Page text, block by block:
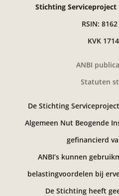
Stichting Serviceproject
RSIN:
KVK
ANBI
Statuten
De Stichting
Algemeen Nut Beogende
gefinancierd
ANBI’s kunnen
belastingvoordelen bij
De Stichting heeft